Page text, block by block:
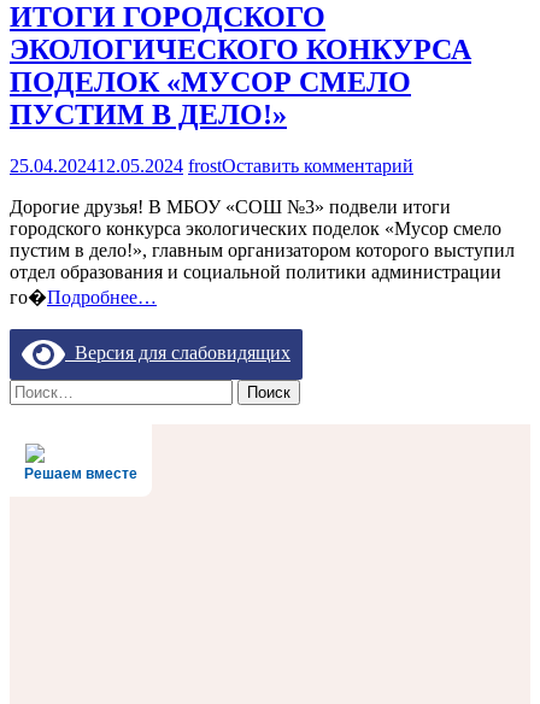
ИТОГИ ГОРОДСКОГО
ЭКОЛОГИЧЕСКОГО КОНКУРСА
ПОДЕЛОК «МУСОР СМЕЛО
ПУСТИМ В ДЕЛО!»
25.04.202412.05.2024 frostОставить комментарий
ГОРОДСКОГО
КОНКУРСА
ПОДЕЛОК
Дорогие друзья! В МБОУ «СОШ №3» подвели итоги
городского конкурса экологических поделок «Мусор смело
пустим в дело!», главным организатором которого выступил
отдел образования и социальной политики администрации
го�Подробнее…
Версия для слабовидящих
Найти:
Решаем вместе